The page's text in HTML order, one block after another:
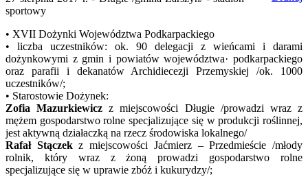
sportowy
• XVII Dożynki Województwa Podkarpackiego
• liczba uczestników: ok. 90 delegacji z wieńcami i darami
dożynkowymi z gmin i powiatów województwa· podkarpackiego
oraz parafii i dekanatów Archidiecezji Przemyskiej /ok. 1000
uczestników/;
• Starostowie Dożynek:
Zofia Mazurkiewicz z miejscowości Długie /prowadzi wraz z
mężem gospodarstwo rolne specjalizujące się w produkcji roślinnej,
jest aktywną działaczką na rzecz środowiska lokalnego/
Rafał Stączekz miejscowości Jaćmierz – Przedmieście /młody
rolnik, który wraz z żoną prowadzi gospodarstwo rolne
specjalizujące się w uprawie zbóż i kukurydzy/;